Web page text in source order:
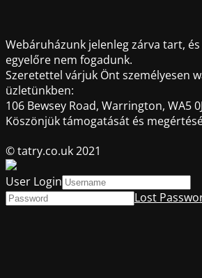
Webáruházunk jelenleg zárva tart,
egyelőre nem fogadunk.
Szeretettel várjuk Önt személyesen
üzletünkben:
106 Bewsey Road, Warrington, WA5
Köszönjük támogatását és
© tatry.co.uk 2021
User Login
Lost